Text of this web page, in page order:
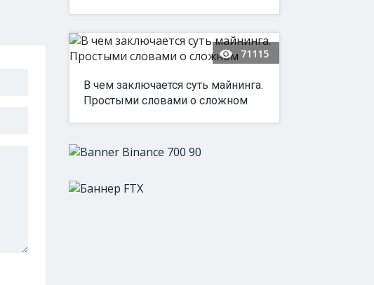
71115
В чем заключается суть майнинга.
Простыми словами о сложном